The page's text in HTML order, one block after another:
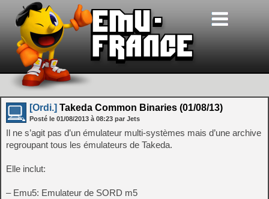
[Ordi.] Takeda Common Binaries (01/08/13)
Posté le 01/08/2013 à 08:23 par Jets
Il ne s’agit pas d’un émulateur multi-systèmes mais d’une archive
regroupant tous les émulateurs de Takeda.
Elle inclut:
– Emu5: Emulateur de SORD m5